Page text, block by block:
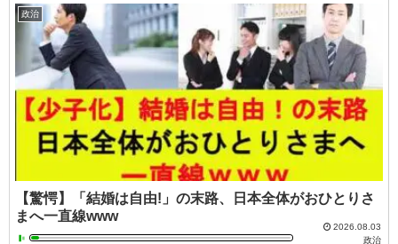
政治
【驚愕】「結婚は自由!」の末路、日本全体がおひとりさ
まへ一直線www
2026.08.03
政治